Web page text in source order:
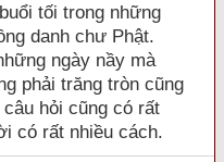
tối trong những
danh chư Phật.
ngày nầy mà
phải trăng tròn cũng
hỏi cũng có rất
có rất nhiều cách.